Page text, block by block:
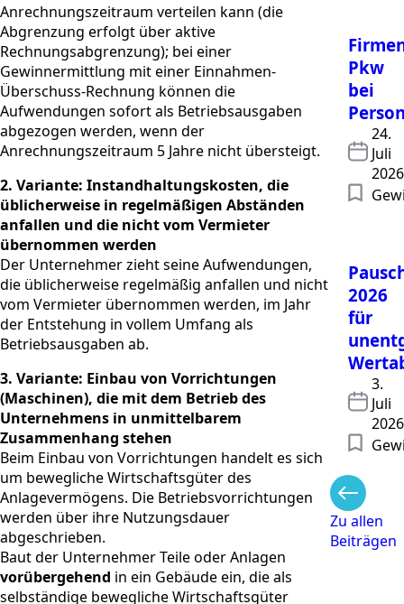
Anrechnungszeitraum verteilen kann (die
Abgrenzung erfolgt über aktive
Rechnungsabgrenzung); bei einer
Gewinnermittlung mit einer Einnahmen-
Überschuss-Rechnung können die
Aufwendungen sofort als Betriebsausgaben
abgezogen werden, wenn der
Anrechnungszeitraum 5 Jahre nicht übersteigt.
2. Variante: Instandhaltungskosten, die
üblicherweise in regelmäßigen Abständen
anfallen und die nicht vom Vermieter
übernommen werden
Der Unternehmer zieht seine Aufwendungen,
die üblicherweise regelmäßig anfallen und nicht
vom Vermieter übernommen werden, im Jahr
der Entstehung in vollem Umfang als
Betriebsausgaben ab.
3. Variante: Einbau von Vorrichtungen
(Maschinen), die mit dem Betrieb des
Unternehmens in unmittelbarem
Zusammenhang stehen
Beim Einbau von Vorrichtungen handelt es sich
um bewegliche Wirtschaftsgüter des
Anlagevermögens. Die Betriebsvorrichtungen
werden über ihre Nutzungsdauer
abgeschrieben.
Baut der Unternehmer Teile oder Anlagen
vorübergehend in ein Gebäude ein, die als
selbständige bewegliche Wirtschaftsgüter
Pkw
bei
24.
Juli
2026
2026
für
3.
Juli
2026
Zu allen
Beiträgen